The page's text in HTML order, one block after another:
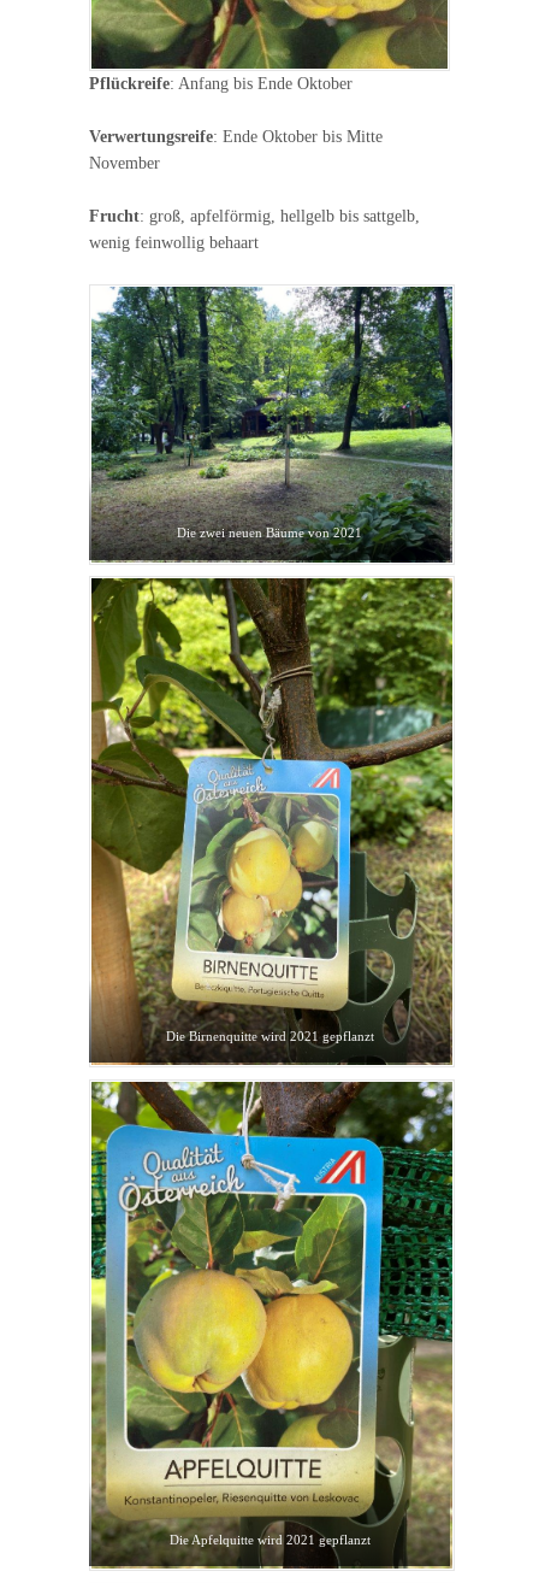
Pflückreife: Anfang bis Ende Oktober
Verwertungsreife: Ende Oktober bis Mitte
November
Frucht: groß, apfelförmig, hellgelb bis sattgelb,
wenig feinwollig behaart
Die zwei neuen Bäume von 2021
Die Birnenquitte wird 2021 gepflanzt
Die Apfelquitte wird 2021 gepflanzt